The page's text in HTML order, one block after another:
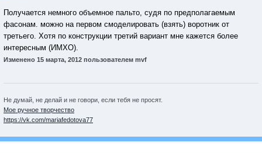
Получается немного объемное пальто, судя по предполагаемым
фасонам. можно на первом смоделировать (взять) воротник от
третьего. Хотя по конструкции третий вариант мне кажется более
интересным (ИМХО).
Изменено 15 марта, 2012 пользователем mvf
Не думай, не делай и не говори, если тебя не просят.
Мое ручное творчество
https://vk.com/mariafedotova77